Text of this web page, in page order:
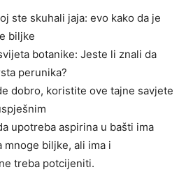
ste skuhali jaja: evo kako da je
biljke
botanike: Jeste li znali da
perunika?
dobro, koristite ove tajne savjete
upotreba aspirina u bašti ima
mnoge biljke, ali ima i
treba potcijeniti.